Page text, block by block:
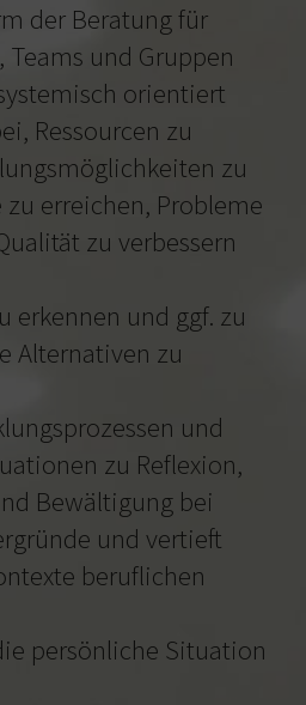
der Beratung für
Teams und Gruppen
orientiert
Ressourcen zu
zu
erreichen, Probleme
zu verbessern
erkennen und ggf. zu
Alternativen zu
und
zu Reflexion,
Bewältigung bei
und vertieft
beruflichen
persönliche Situation